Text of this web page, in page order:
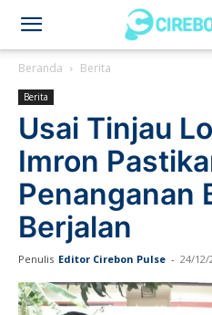
Cirebon
Pulse
Beranda Berita
Berita
Usai Tinjau
Imron
Penanganan
Berjalan
Penulis Editor Cirebon Pulse - 24/12/